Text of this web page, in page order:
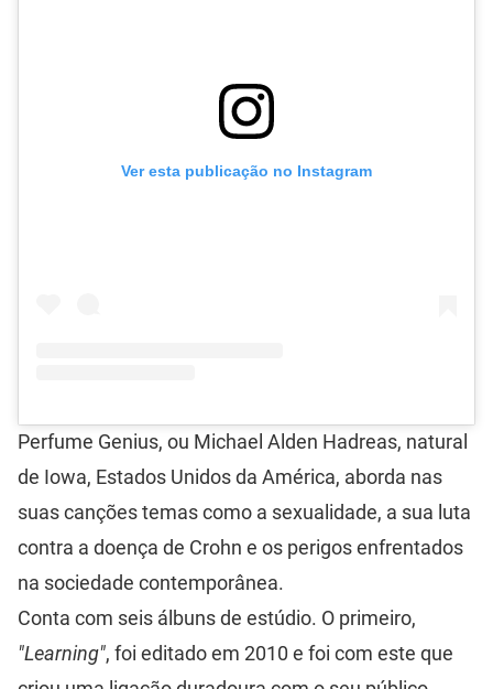
Ver esta publicação no Instagram
Perfume Genius, ou Michael Alden Hadreas, natural
de Iowa, Estados Unidos da América, aborda nas
suas canções temas como a sexualidade, a sua luta
contra a doença de Crohn e os perigos enfrentados
na sociedade contemporânea.
Conta com seis álbuns de estúdio. O primeiro,
"Learning", foi editado em 2010 e foi com este que